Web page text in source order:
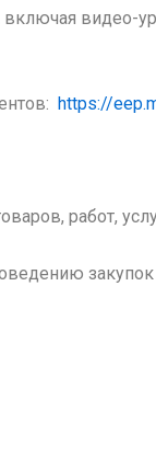
видео-
https://
работ,
закупок